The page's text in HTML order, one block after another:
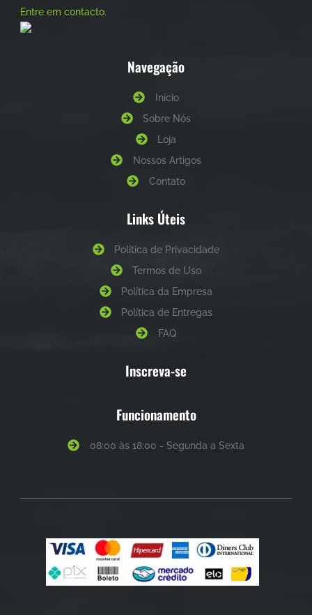
Entre em contacto.
Navegação
Início
Sobre Nós
Loja
Nossos Artigos
Contato
Links Úteis
Política de Privacidade
Termos de Uso
Política da Empresa
Política de Entregas
FAQ
Inscreva-se
Funcionamento
08:00 às 18:00 - Segunda a Sexta